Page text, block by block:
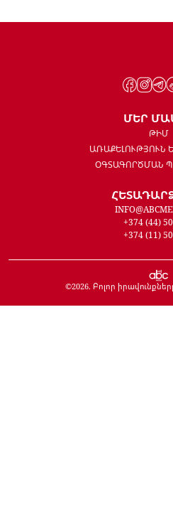
ՄԵՐ
ԹԻՄ
ԱՌԱՔԵԼՈՒԹՅՈՒՆ
ՕԳՏԱԳՈՐԾՄԱՆ
+374 (44)
+374 (11)
©2026. Բոլոր